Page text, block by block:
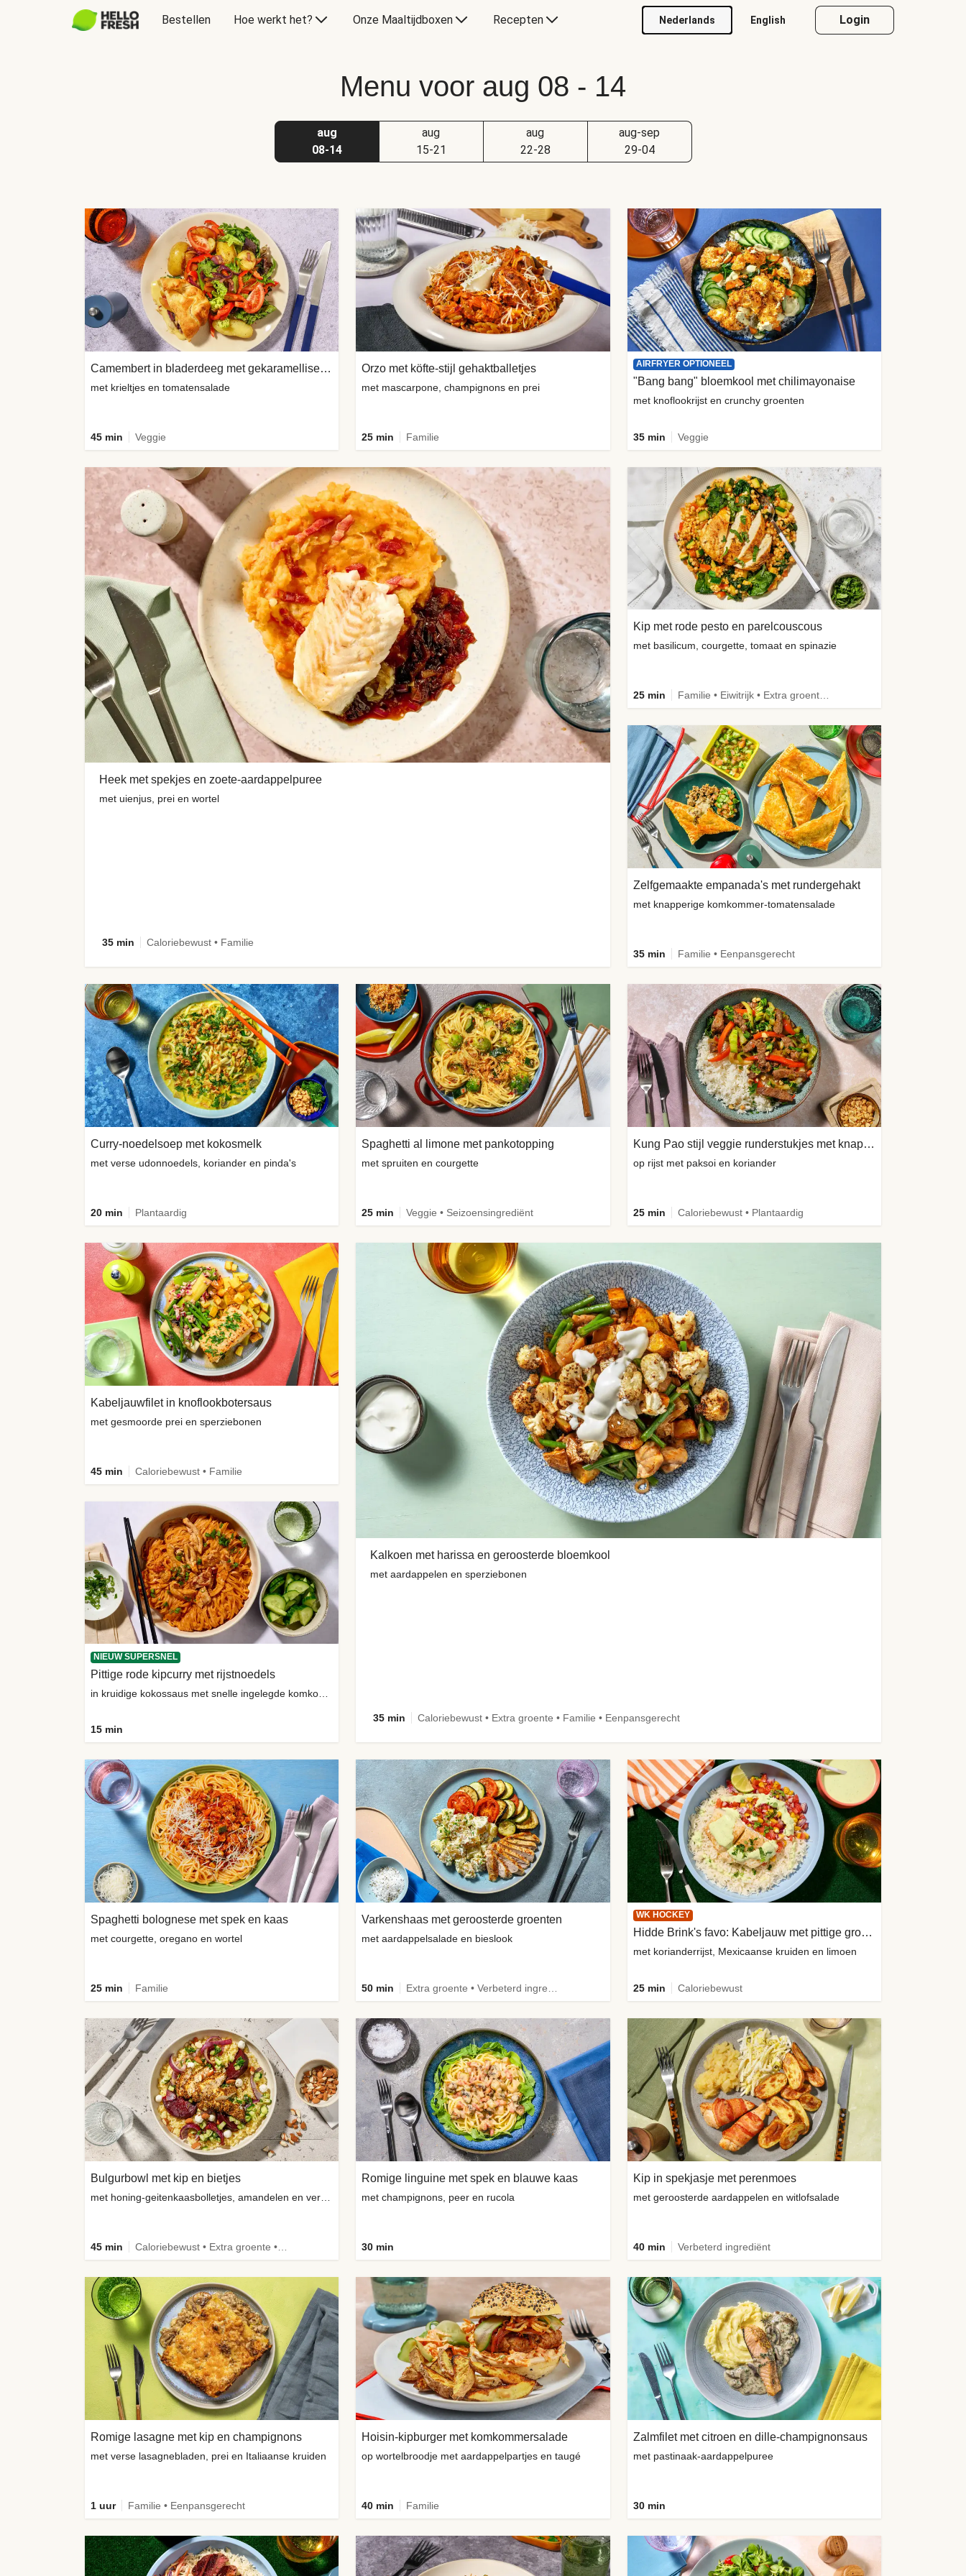
Bestellen Hoe werkt het? Onze Maaltijdboxen Recepten Nederlands English Login
Menu voor aug 08 - 14
aug
08-14
aug
15-21
aug
22-28
aug-sep
29-04
Heek met spekjes en zoete-aardappelpuree
met uienjus, prei en wortel
35 min Caloriebewust • Familie
Kalkoen met harissa en geroosterde bloemkool
met aardappelen en sperziebonen
35 min Caloriebewust • Extra groente • Familie • Eenpansgerecht
Camembert in bladerdeeg met gekaramelliseerde ui
met krieltjes en tomatensalade
45 min Veggie
Orzo met köfte-stijl gehaktballetjes
met mascarpone, champignons en prei
25 min Familie
AIRFRYER OPTIONEEL
"Bang bang" bloemkool met chilimayonaise
met knoflookrijst en crunchy groenten
35 min Veggie
Kip met rode pesto en parelcouscous
met basilicum, courgette, tomaat en spinazie
25 min Familie • Eiwitrijk • Extra groente • Verbeterd ingrediënt
Zelfgemaakte empanada's met rundergehakt
met knapperige komkommer-tomatensalade
35 min Familie • Eenpansgerecht
Curry-noedelsoep met kokosmelk
met verse udonnoedels, koriander en pinda's
20 min Plantaardig
Spaghetti al limone met pankotopping
met spruiten en courgette
25 min Veggie • Seizoensingrediënt
Kung Pao stijl veggie runderstukjes met knapperige pinda's
op rijst met paksoi en koriander
25 min Caloriebewust • Plantaardig
Kabeljauwfilet in knoflookbotersaus
met gesmoorde prei en sperziebonen
45 min Caloriebewust • Familie
NIEUW SUPERSNEL
Pittige rode kipcurry met rijstnoedels
15 min
Spaghetti bolognese met spek en kaas
met courgette, oregano en wortel
25 min Familie
Varkenshaas met geroosterde groenten
met aardappelsalade en bieslook
50 min
WK HOCKEY
Hidde Brink's favo: Kabeljauw met pittige groene yoghurtsaus
met korianderrijst, Mexicaanse kruiden en limoen
25 min Caloriebewust
Bulgurbowl met kip en bietjes
45 min
Romige linguine met spek en blauwe kaas
met champignons, peer en rucola
30 min
Kip in spekjasje met perenmoes
met geroosterde aardappelen en witlofsalade
40 min Verbeterd ingrediënt
Romige lasagne met kip en champignons
met verse lasagnebladen, prei en Italiaanse kruiden
1 uur Familie • Eenpansgerecht
Hoisin-kipburger met komkommersalade
op wortelbroodje met aardappelpartjes en taugé
40 min Familie
Zalmfilet met citroen en dille-champignonsaus
met pastinaak-aardappelpuree
30 min